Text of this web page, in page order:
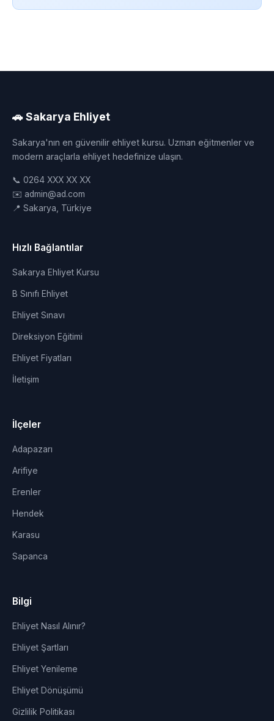
🚗 Sakarya Ehliyet
Sakarya'nın en güvenilir ehliyet kursu. Uzman eğitmenler ve
modern araçlarla ehliyet hedefinize ulaşın.
📞 0264 XXX XX XX
✉️ admin@ad.com
📍 Sakarya, Türkiye
Hızlı Bağlantılar
Sakarya Ehliyet Kursu
B Sınıfı Ehliyet
Ehliyet Sınavı
Direksiyon Eğitimi
Ehliyet Fiyatları
İletişim
İlçeler
Adapazarı
Arifiye
Erenler
Hendek
Karasu
Sapanca
Bilgi
Ehliyet Nasıl Alınır?
Ehliyet Şartları
Ehliyet Yenileme
Ehliyet Dönüşümü
Gizlilik Politikası